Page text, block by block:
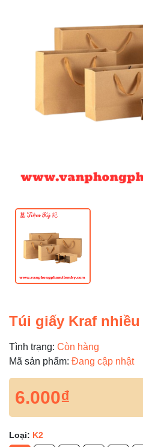
Túi giấy Kraf nhiều
Tình trạng: Còn hàng
Mã sản phẩm: Đang cập nhật
6.000₫
Loại: K2